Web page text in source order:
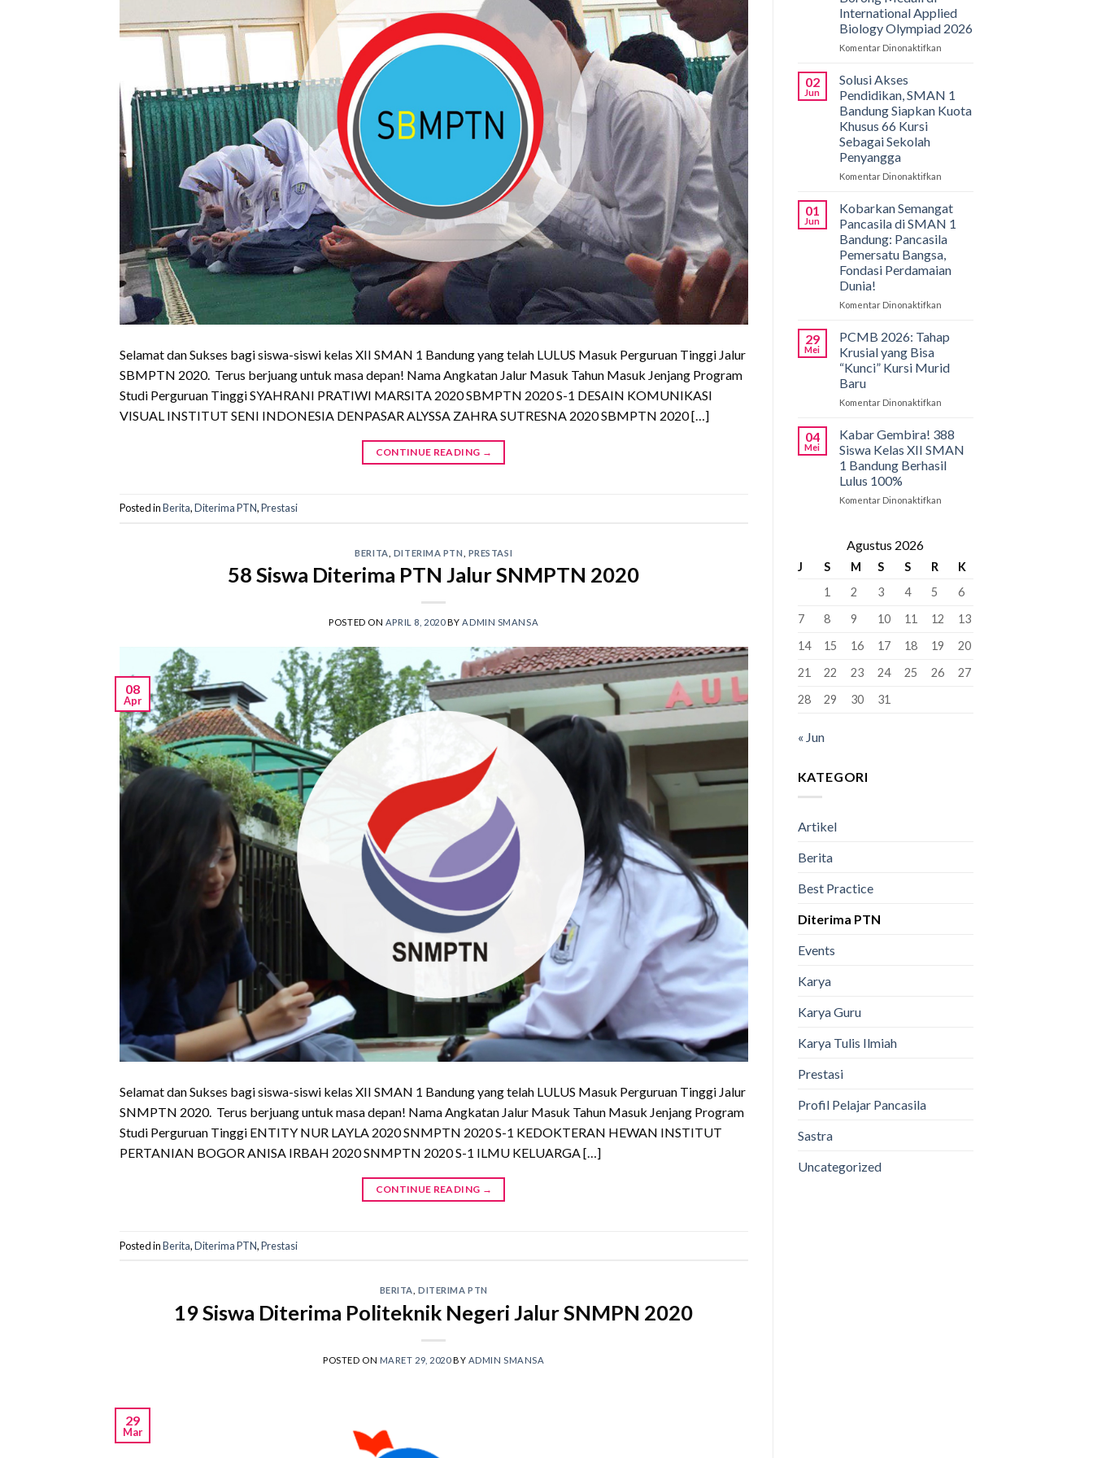
Selamat dan Sukses bagi siswa-siswi kelas XII SMAN 1 Bandung yang telah LULUS Masuk Perguruan Tinggi Jalur
SBMPTN 2020. Terus berjuang untuk masa depan! Nama Angkatan Jalur Masuk Tahun Masuk Jenjang Program
Studi Perguruan Tinggi SYAHRANI PRATIWI MARSITA 2020 SBMPTN 2020 S-1 DESAIN KOMUNIKASI
VISUAL INSTITUT SENI INDONESIA DENPASAR ALYSSA ZAHRA SUTRESNA 2020 SBMPTN 2020 […]
CONTINUE READING →
Posted inBerita,Diterima PTN,Prestasi
BERITA DITERIMA PTN PRESTASI
58 Siswa Diterima PTN Jalur SNMPTN 2020
POSTED ON APRIL 8, 2020BYADMIN SMANSA
08
Apr
Selamat dan Sukses bagi siswa-siswi kelas XII SMAN 1 Bandung yang telah LULUS Masuk Perguruan Tinggi Jalur
SNMPTN 2020. Terus berjuang untuk masa depan! Nama Angkatan Jalur Masuk Tahun Masuk Jenjang Program
Studi Perguruan Tinggi ENTITY NUR LAYLA 2020 SNMPTN 2020 S-1 KEDOKTERAN HEWAN INSTITUT
PERTANIAN BOGOR ANISA IRBAH 2020 SNMPTN 2020 S-1 ILMU KELUARGA […]
CONTINUE READING →
Posted inBerita,Diterima PTN,Prestasi
BERITA ,DITERIMA PTN
19 Siswa Diterima Politeknik Negeri Jalur SNMPN 2020
POSTED ON MARET 29, 2020BY ADMIN SMANSA
29
Mar
International Applied
Biology Olympiad 2026
Komentar Dinonaktifkan
Bali!
Siswa
SMAN
Applied
Biology
Olympiad
2026
02
Jun
Solusi Akses
Pendidikan, SMAN 1
Bandung Siapkan Kuota
Khusus 66 Kursi
Sebagai Sekolah
Penyangga
Komentar Dinonaktifkan
Akses
Pendidikan,
SMAN
1
Bandung
Siapkan
Sebagai
Penyangga
01
Jun
Kobarkan Semangat
Pancasila di SMAN 1
Bandung: Pancasila
Pemersatu Bangsa,
Fondasi Perdamaian
Dunia!
Komentar Dinonaktifkan
Pancasila
SMAN
Pemersatu
Fondasi
Perdamaian
29
Mei
PCMB 2026: Tahap
Krusial yang Bisa
“Kunci” Kursi Murid
Baru
Komentar Dinonaktifkan
2026:
Tahap
Krusial
yang
04
Mei
Kabar Gembira! 388
Siswa Kelas XII SMAN
1 Bandung Berhasil
Lulus 100%
Komentar Dinonaktifkan
Kelas
SMAN
Bandung
Lulus
100%
Agustus 2026
J S M S S R
K
1
2 3 4 5
6
7
8 9 10 11 12
13
14
15 16 17 18 19
20
21
22 23 24 25 26
27
28
29 30 31
« Jun
KATEGORI
Artikel
Berita
Best Practice
Diterima PTN
Events
Karya
Karya Guru
Karya Tulis Ilmiah
Prestasi
Profil Pelajar Pancasila
Sastra
Uncategorized